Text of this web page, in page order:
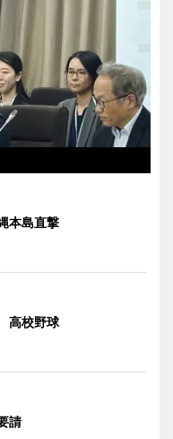
本島直撃
高校野球
請